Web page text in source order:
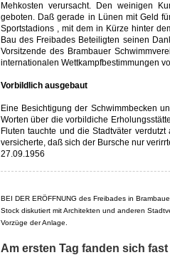
Mehkosten verursacht. Den weinigen
geboten. Daß gerade in Lünen mit Geld
Sportstadions , mit dem in Kürze hinter
Bau des Freibades Beteiligten seinen
Vorsitzende des Brambauer
internationalen Wettkampfbestimmungen
Vorbildlich ausgebaut
Eine Besichtigung der Schwimmbecken
Worten über die vorbildiche
Fluten tauchte und die Stadtväter
versicherte, daß sich der Bursche nur
27.09.1956
BEI DER ERÖFFNUNG des Freibades in
Stock diskutiert mit Architekten und anderen
Vorzüge der Anlage.
Am ersten Tag fanden sich